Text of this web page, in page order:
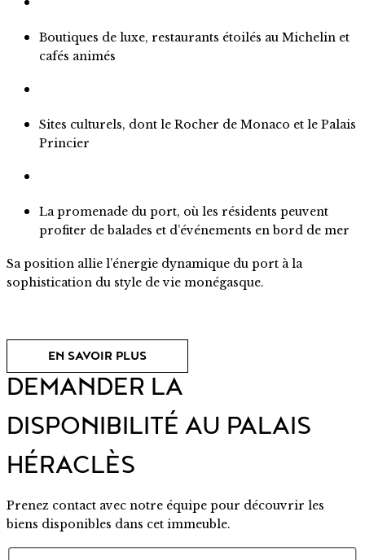
Boutiques de luxe, restaurants étoilés au Michelin et
cafés animés
Sites culturels, dont le Rocher de Monaco et le Palais
Princier
La promenade du port, où les résidents peuvent
profiter de balades et d’événements en bord de mer
Sa position allie l’énergie dynamique du port à la
sophistication du style de vie monégasque.
EN SAVOIR PLUS
DEMANDER LA
DISPONIBILITÉ AU PALAIS
HÉRACLÈS
Prenez contact avec notre équipe pour découvrir les
biens disponibles dans cet immeuble.